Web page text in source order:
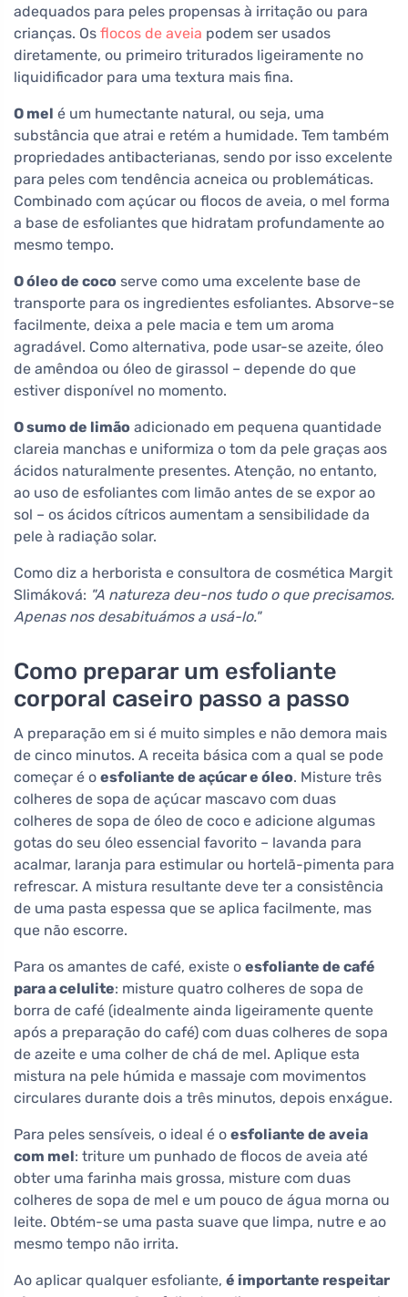
adequados para peles propensas à irritação ou para
crianças. Os flocos de aveia podem ser usados
diretamente, ou primeiro triturados ligeiramente no
liquidificador para uma textura mais fina.
O mel é um humectante natural, ou seja, uma
substância que atrai e retém a humidade. Tem também
propriedades antibacterianas, sendo por isso excelente
para peles com tendência acneica ou problemáticas.
Combinado com açúcar ou flocos de aveia, o mel forma
a base de esfoliantes que hidratam profundamente ao
mesmo tempo.
O óleo de coco serve como uma excelente base de
transporte para os ingredientes esfoliantes. Absorve-se
facilmente, deixa a pele macia e tem um aroma
agradável. Como alternativa, pode usar-se azeite, óleo
de amêndoa ou óleo de girassol – depende do que
estiver disponível no momento.
O sumo de limão adicionado em pequena quantidade
clareia manchas e uniformiza o tom da pele graças aos
ácidos naturalmente presentes. Atenção, no entanto,
ao uso de esfoliantes com limão antes de se expor ao
sol – os ácidos cítricos aumentam a sensibilidade da
pele à radiação solar.
Como diz a herborista e consultora de cosmética Margit
Slimáková: "A natureza deu-nos tudo o que precisamos.
Apenas nos desabituámos a usá-lo."
Como preparar um esfoliante
corporal caseiro passo a passo
A preparação em si é muito simples e não demora mais
de cinco minutos. A receita básica com a qual se pode
começar é o esfoliante de açúcar e óleo. Misture três
colheres de sopa de açúcar mascavo com duas
colheres de sopa de óleo de coco e adicione algumas
gotas do seu óleo essencial favorito – lavanda para
acalmar, laranja para estimular ou hortelã-pimenta para
refrescar. A mistura resultante deve ter a consistência
de uma pasta espessa que se aplica facilmente, mas
que não escorre.
Para os amantes de café, existe o esfoliante de café
para a celulite: misture quatro colheres de sopa de
borra de café (idealmente ainda ligeiramente quente
após a preparação do café) com duas colheres de sopa
de azeite e uma colher de chá de mel. Aplique esta
mistura na pele húmida e massaje com movimentos
circulares durante dois a três minutos, depois enxágue.
Para peles sensíveis, o ideal é o esfoliante de aveia
com mel: triture um punhado de flocos de aveia até
obter uma farinha mais grossa, misture com duas
colheres de sopa de mel e um pouco de água morna ou
leite. Obtém-se uma pasta suave que limpa, nutre e ao
mesmo tempo não irrita.
Ao aplicar qualquer esfoliante, é importante respeitar